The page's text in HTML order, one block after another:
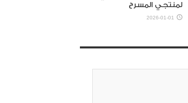
لمنتجي المسرح
2026-01-01